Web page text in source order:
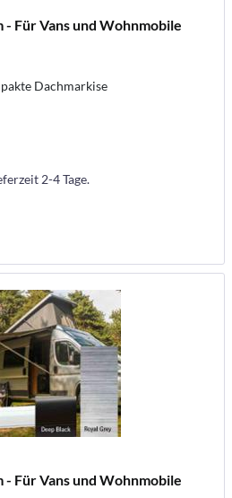
- Für Vans und Wohnmobile
Dachmarkise
2-4 Tage.
- Für Vans und Wohnmobile